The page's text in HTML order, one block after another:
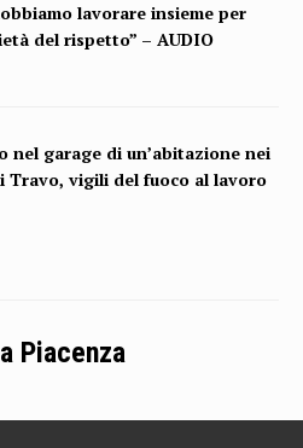
lavorare insieme per
del rispetto” – AUDIO
nel garage di un’abitazione nei
Travo, vigili del fuoco al lavoro
Piacenza